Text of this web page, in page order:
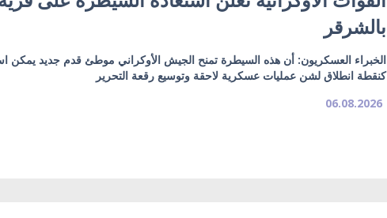
بالشرقر
الخبراء العسكريون: أن هذه السيطرة تمنح الجيش الأوكراني موطئ قدم جديد يمكن
كنقطة انطلاق لشن عمليات عسكرية لاحقة وتوسيع رقعة التحرير
06.08.2026